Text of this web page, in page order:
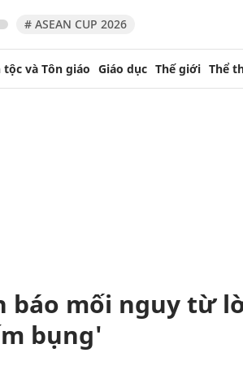
# ASEAN CUP 2026
tộc và Tôn giáo Giáo dục Thế giới Thể
báo mối nguy từ
bụng'